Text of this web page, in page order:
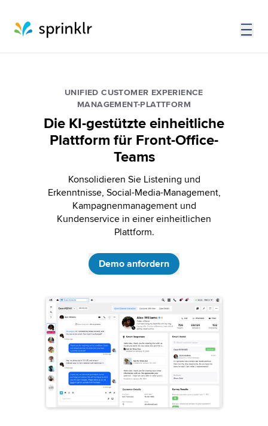
UNIFIED CUSTOMER EXPERIENCE
MANAGEMENT-PLATTFORM
Die KI-gestützte einheitliche
Plattform für Front-Office-
Teams
Konsolidieren Sie Listening und
Erkenntnisse, Social-Media-Management,
Kampagnenmanagement und
Kundenservice in einer einheitlichen
Plattform.
Demo anfordern